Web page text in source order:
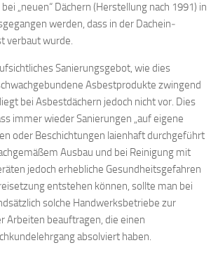
„neuen“ Dächern (Herstellung nach 1991) in
werden, dass in der Dachein­
verbaut wurde.
Sanierungsgebot, wie dies
Asbestprodukte zwingend
bei Asbestdächern jedoch nicht vor. Dies
immer wieder Sanierungen „auf eigene
oder Beschichtungen laienhaft durchgeführt
Aus­bau und bei Reinigung mit
jedoch erhebliche Gesundheitsge­fahren
entstehen können, sollte man bei
solche Handwerksbetriebe zur
Arbeiten beauftragen, die einen
absolviert haben.